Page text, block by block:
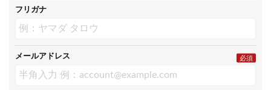
フリガナ
メールアドレス 必須